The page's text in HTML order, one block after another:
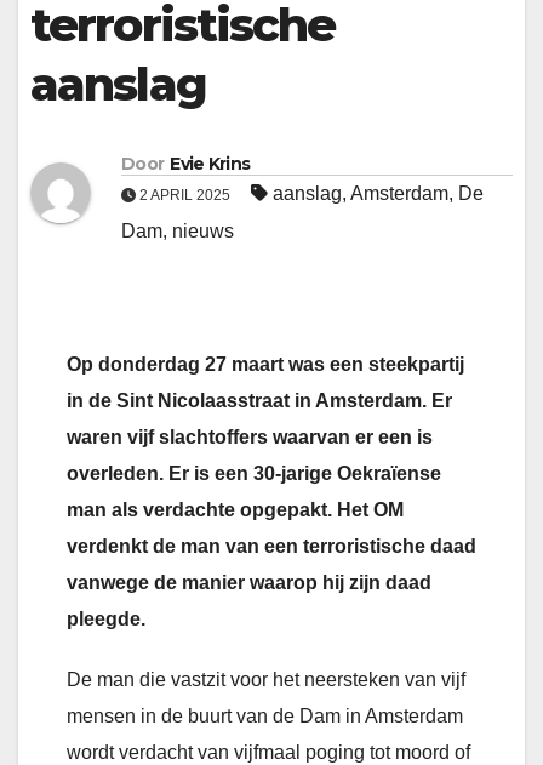
terroristische
aanslag
Door Evie Krins
2 APRIL 2025 aanslag, Amsterdam, De
Dam, nieuws
Op donderdag 27 maart was een steekpartij
in de Sint Nicolaasstraat in Amsterdam. Er
waren vijf slachtoffers waarvan er een is
overleden. Er is een 30-jarige Oekraïense
man als verdachte opgepakt. Het OM
verdenkt de man van een terroristische daad
vanwege de manier waarop hij zijn daad
pleegde.
De man die vastzit voor het neersteken van vijf
mensen in de buurt van de Dam in Amsterdam
wordt verdacht van vijfmaal poging tot moord of